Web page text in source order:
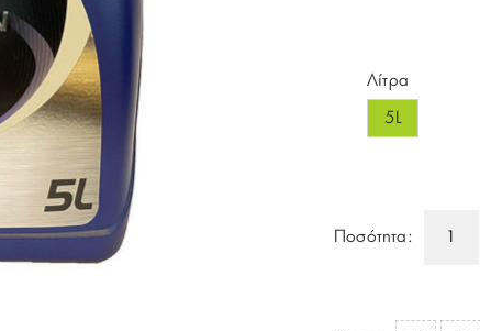
Λίτρα
5L
Ποσότητα: